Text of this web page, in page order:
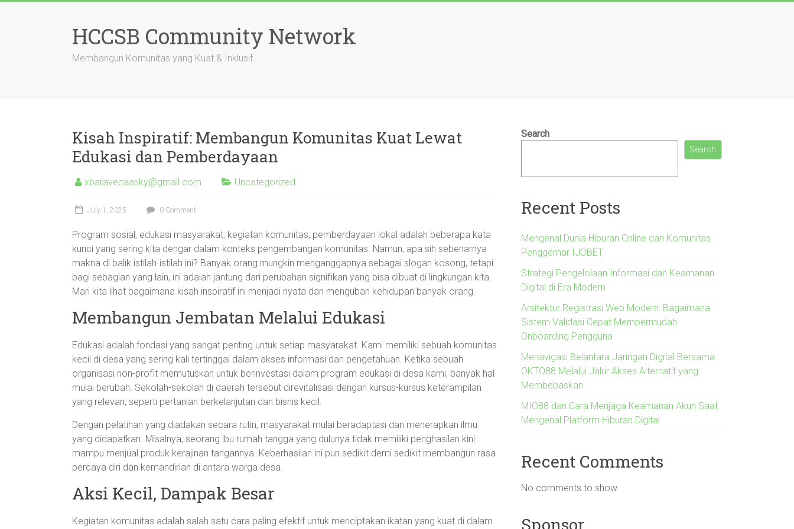
HCCSB Community Network
Membangun Komunitas yang Kuat & Inklusif
Kisah Inspiratif: Membangun Komunitas Kuat Lewat
Edukasi dan Pemberdayaan
xbaravecaasky@gmail.com Uncategorized
July 1, 2025 0 Comment
Program sosial, edukasi masyarakat, kegiatan komunitas, pemberdayaan lokal adalah beberapa kata
kunci yang sering kita dengar dalam konteks pengembangan komunitas. Namun, apa sih sebenarnya
makna di balik istilah-istilah ini? Banyak orang mungkin menganggapnya sebagai slogan kosong, tetapi
bagi sebagian yang lain, ini adalah jantung dari perubahan signifikan yang bisa dibuat di lingkungan kita.
Mari kita lihat bagaimana kisah inspiratif ini menjadi nyata dan mengubah kehidupan banyak orang.
Membangun Jembatan Melalui Edukasi
Edukasi adalah fondasi yang sangat penting untuk setiap masyarakat. Kami memiliki sebuah komunitas
kecil di desa yang sering kali tertinggal dalam akses informasi dan pengetahuan. Ketika sebuah
organisasi non-profit memutuskan untuk berinvestasi dalam program edukasi di desa kami, banyak hal
mulai berubah. Sekolah-sekolah di daerah tersebut direvitalisasi dengan kursus-kursus keterampilan
yang relevan, seperti pertanian berkelanjutan dan bisnis kecil.
Dengan pelatihan yang diadakan secara rutin, masyarakat mulai beradaptasi dan menerapkan ilmu
yang didapatkan. Misalnya, seorang ibu rumah tangga yang dulunya tidak memiliki penghasilan kini
mampu menjual produk kerajinan tangannya. Keberhasilan ini pun sedikit demi sedikit membangun rasa
percaya diri dan kemandirian di antara warga desa.
Aksi Kecil, Dampak Besar
Kegiatan komunitas adalah salah satu cara paling efektif untuk menciptakan ikatan yang kuat di dalam
Search
Search
Recent Posts
Mengenal Dunia Hiburan Online dan Komunitas
Penggemar IJOBET
Strategi Pengelolaan Informasi dan Keamanan
Digital di Era Modern
Arsitektur Registrasi Web Modern: Bagaimana
Sistem Validasi Cepat Mempermudah
Onboarding Pengguna
Menavigasi Belantara Jaringan Digital Bersama
OKTO88 Melalui Jalur Akses Alternatif yang
Membebaskan
MIO88 dan Cara Menjaga Keamanan Akun Saat
Mengenal Platform Hiburan Digital
Recent Comments
No comments to show.
Sponsor